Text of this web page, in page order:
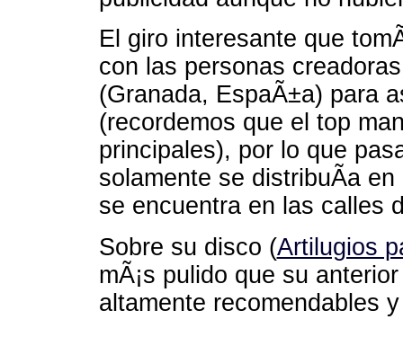
El giro interesante que
con las personas
(Granada, EspaÃ±a) para
(recordemos que el top
principales), por lo que
solamente se distribuÃ­a
se encuentra en las calles
Sobre su disco (Artilugios
mÃ¡s pulido que su
altamente recomendables